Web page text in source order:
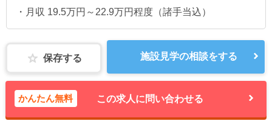
・月収 19.5万円～22.9万円程度（諸手当込）
保存する 施設見学の相談をする
かんたん無料 この求人に問い合わせる